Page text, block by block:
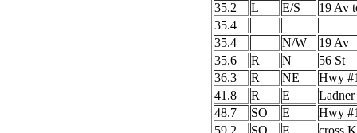
35.2
L E/S
19 Av
35.4
35.4
N/W
19 Av
35.6
R N
56 St
36.3
R NE
Hwy
41.8
R E
48.7
SO E
Hwy
59.2
SO E
cross